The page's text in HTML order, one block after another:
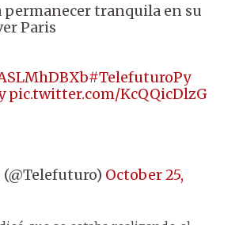
permanecer tranquila en su
Paris
#TelefuturoPy
pic.twitter.com/KcQQicDlzG
October 25,